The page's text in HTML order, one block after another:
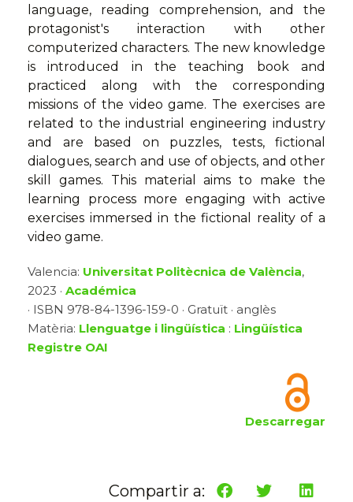
language, reading comprehension, and the
protagonist's interaction with other
computerized characters. The new knowledge
is introduced in the teaching book and
practiced along with the corresponding
missions of the video game. The exercises are
related to the industrial engineering industry
and are based on puzzles, tests, fictional
dialogues, search and use of objects, and other
skill games. This material aims to make the
learning process more engaging with active
exercises immersed in the fictional reality of a
video game.
Valencia: Universitat Politècnica de València,
2023 · Académica
· ISBN 978-84-1396-159-0 · Gratuït · anglès
Matèria: Llenguatge i lingüística : Lingüística
Registre OAI
Descarregar
Compartir a: